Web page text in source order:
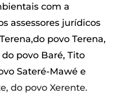
com a
assessores jurídicos
povo Terena,
povo Baré, Tito
Sateré-Mawé e
do povo Xerente.